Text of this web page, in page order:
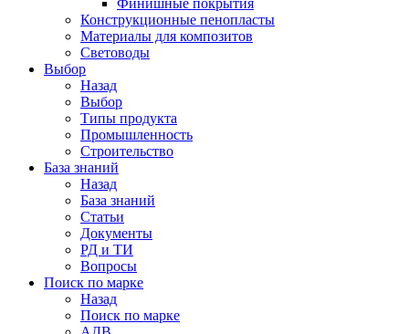
Финишные покрытия
Конструкционные пенопласты
Материалы для композитов
Световоды
Выбор
Назад
Выбор
Типы продукта
Промышленность
Строительство
База знаний
Назад
База знаний
Статьи
Документы
РД и ТИ
Вопросы
Поиск по марке
Назад
Поиск по марке